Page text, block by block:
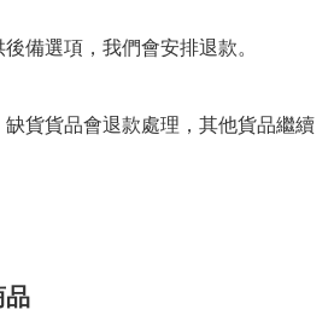
備選項，我們會安排退款。
貨貨品會退款處理，其他貨品繼續
品